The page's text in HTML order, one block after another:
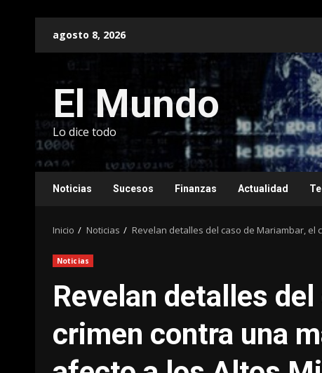
agosto 8, 2026
El Mundo
Lo dice todo
Noticias Sucesos Finanzas Actualidad
Inicio Noticias Revelan detalles del caso de Mariambar,
Noticias
Revelan detalles
crimen contra una